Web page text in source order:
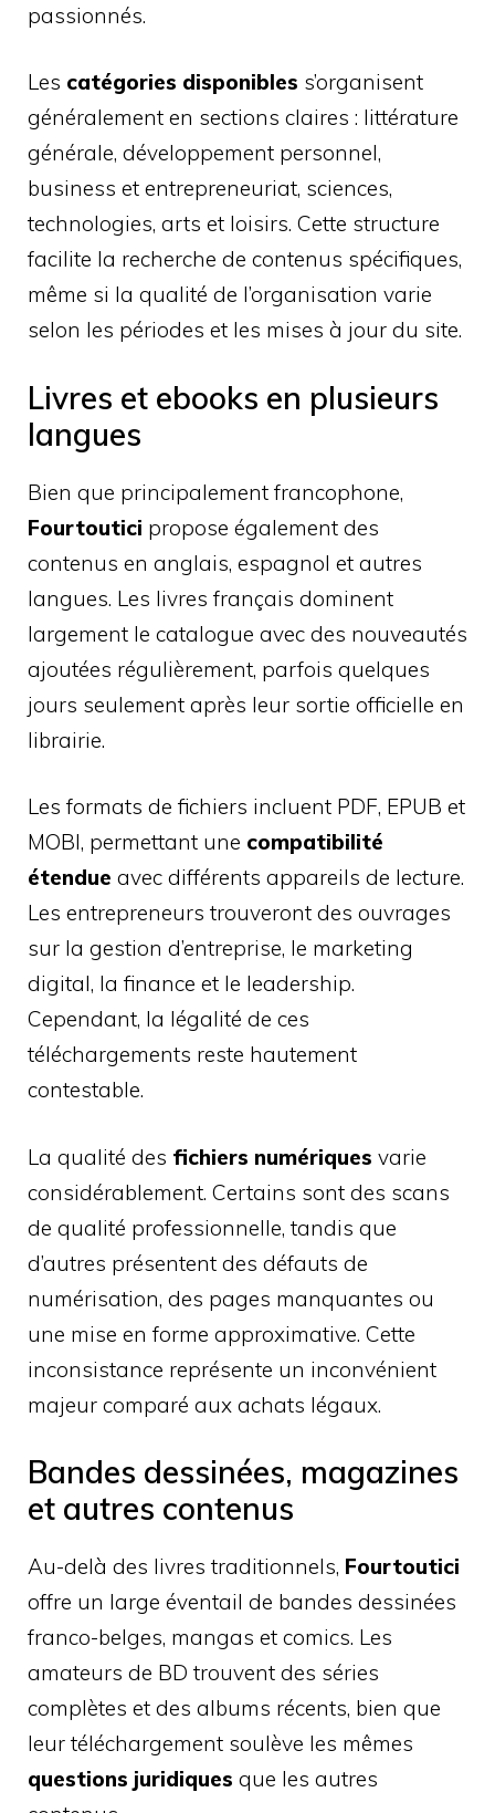
passionnés.
Les catégories disponibles s’organisent
généralement en sections claires : littérature
générale, développement personnel,
business et entrepreneuriat, sciences,
technologies, arts et loisirs. Cette structure
facilite la recherche de contenus spécifiques,
même si la qualité de l’organisation varie
selon les périodes et les mises à jour du site.
Livres et ebooks en plusieurs
langues
Bien que principalement francophone,
Fourtoutici propose également des
contenus en anglais, espagnol et autres
langues. Les livres français dominent
largement le catalogue avec des nouveautés
ajoutées régulièrement, parfois quelques
jours seulement après leur sortie officielle en
librairie.
Les formats de fichiers incluent PDF, EPUB et
MOBI, permettant une compatibilité
étendue avec différents appareils de lecture.
Les entrepreneurs trouveront des ouvrages
sur la gestion d’entreprise, le marketing
digital, la finance et le leadership.
Cependant, la légalité de ces
téléchargements reste hautement
contestable.
La qualité des fichiers numériques varie
considérablement. Certains sont des scans
de qualité professionnelle, tandis que
d’autres présentent des défauts de
numérisation, des pages manquantes ou
une mise en forme approximative. Cette
inconsistance représente un inconvénient
majeur comparé aux achats légaux.
Bandes dessinées, magazines
et autres contenus
Au-delà des livres traditionnels, Fourtoutici
offre un large éventail de bandes dessinées
franco-belges, mangas et comics. Les
amateurs de BD trouvent des séries
complètes et des albums récents, bien que
leur téléchargement soulève les mêmes
questions juridiques que les autres